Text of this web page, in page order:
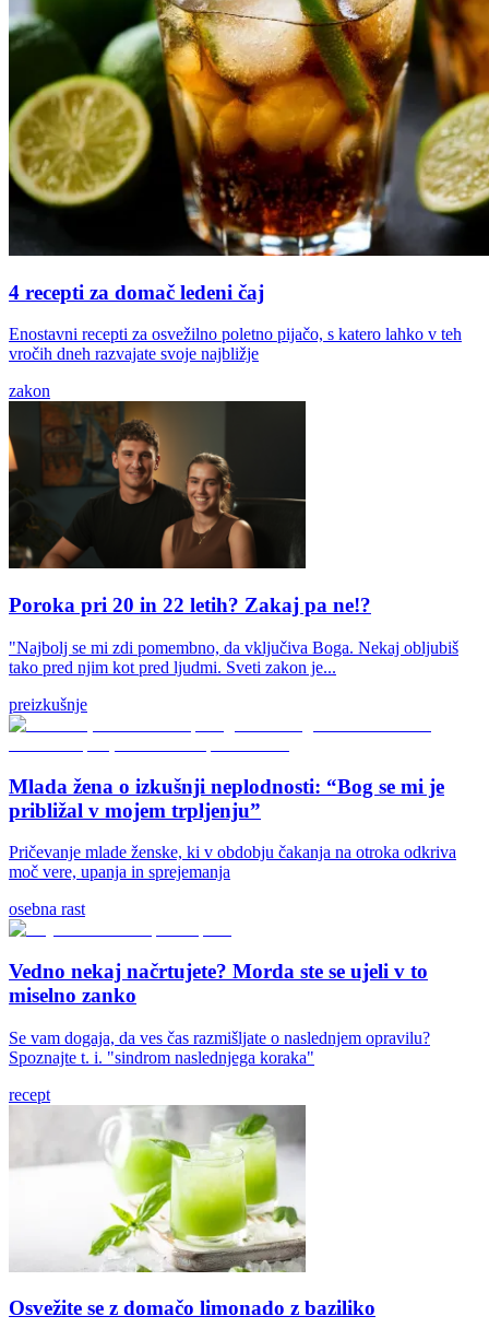
4 recepti za domač ledeni čaj
Enostavni recepti za osvežilno poletno pijačo, s katero lahko v teh
vročih dneh razvajate svoje najbližje
zakon
Poroka pri 20 in 22 letih? Zakaj pa ne!?
"Najbolj se mi zdi pomembno, da vključiva Boga. Nekaj obljubiš
tako pred njim kot pred ljudmi. Sveti zakon je...
preizkušnje
Mlada žena o izkušnji neplodnosti: “Bog se mi je
približal v mojem trpljenju”
Pričevanje mlade ženske, ki v obdobju čakanja na otroka odkriva
moč vere, upanja in sprejemanja
osebna rast
Vedno nekaj načrtujete? Morda ste se ujeli v to
miselno zanko
Se vam dogaja, da ves čas razmišljate o naslednjem opravilu?
Spoznajte t. i. "sindrom naslednjega koraka"
recept
Osvežite se z domačo limonado z baziliko